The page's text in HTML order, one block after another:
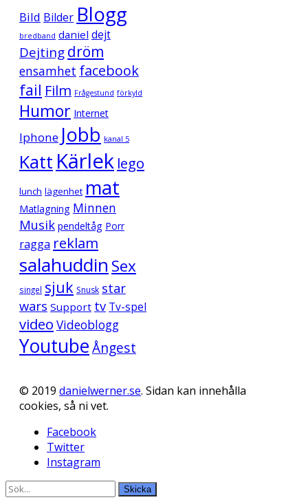
Bild Bilder Blogg
bredband daniel dejt
Dejtingdröm
ensamhet facebook
fail Film Frågestund förkyld
Humor Internet
Iphone Jobb kanal 5
Katt Kärlek lego
lunch lägenhet mat
Matlagning Minnen
Musik pendeltåg Porr
ragga reklam
salahuddin Sex
singel sjuk Snusk star
wars Support tv Tv-spel
video Videoblogg
YoutubeÅngest
© 2019 danielwerner.se. Sidan kan innehålla
cookies, så ni vet.
Facebook
Twitter
Instagram
Skicka